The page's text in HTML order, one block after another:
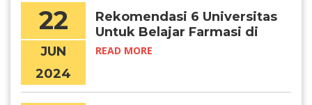
22
JUN
2024
Rekomendasi 6 Universitas
Untuk Belajar Farmasi di
Korea
READ MORE